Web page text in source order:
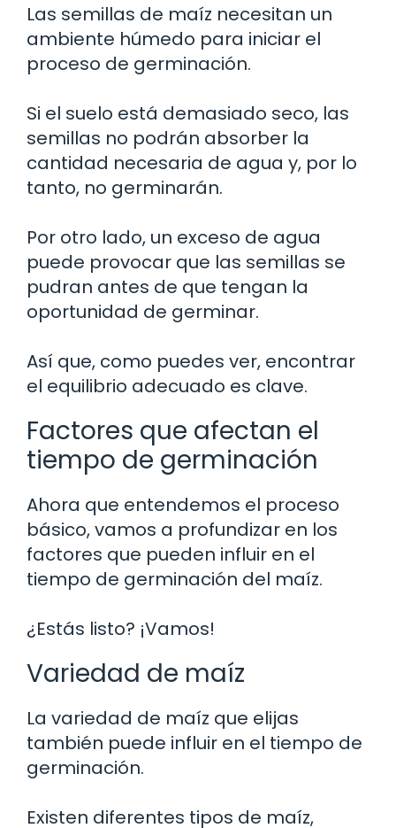
Las semillas de maíz necesitan un
ambiente húmedo para iniciar el
proceso de germinación.
Si el suelo está demasiado seco, las
semillas no podrán absorber la
cantidad necesaria de agua y, por lo
tanto, no germinarán.
Por otro lado, un exceso de agua
puede provocar que las semillas se
pudran antes de que tengan la
oportunidad de germinar.
Así que, como puedes ver, encontrar
el equilibrio adecuado es clave.
Factores que afectan el
tiempo de germinación
Ahora que entendemos el proceso
básico, vamos a profundizar en los
factores que pueden influir en el
tiempo de germinación del maíz.
¿Estás listo? ¡Vamos!
Variedad de maíz
La variedad de maíz que elijas
también puede influir en el tiempo de
germinación.
Existen diferentes tipos de maíz,